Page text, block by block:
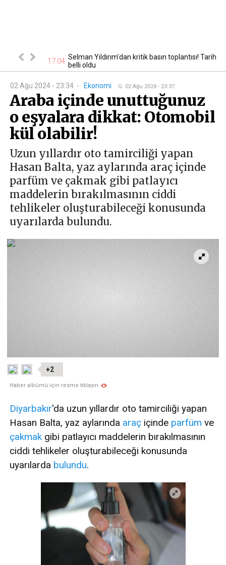
söküldü, il
17:04 Selman Yıldırım’dan kritik basın toplantısı! Tarih
belli oldu
02 Ağu 2024 - 23:34 - Ekonomi G: 02 Ağu 2024 - 23:37
Araba içinde unuttuğunuz
o eşyalara dikkat: Otomobil
kül olabilir!
Uzun yıllardır oto tamirciliği yapan
Hasan Balta, yaz aylarında araç içinde
parfüm ve çakmak gibi patlayıcı
maddelerin bırakılmasının ciddi
tehlikeler oluşturabileceği konusunda
uyarılarda bulundu.
+2
Haber albümü için resme tıklayın
Diyarbakır'da uzun yıllardır oto tamirciliği yapan
Hasan Balta, yaz aylarında araç içinde parfüm ve
çakmak gibi patlayıcı maddelerin bırakılmasının
ciddi tehlikeler oluşturabileceği konusunda
uyarılarda bulundu.